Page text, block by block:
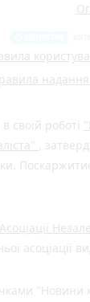
своїй роботі
,
Асоціації
асоціації
"Новини